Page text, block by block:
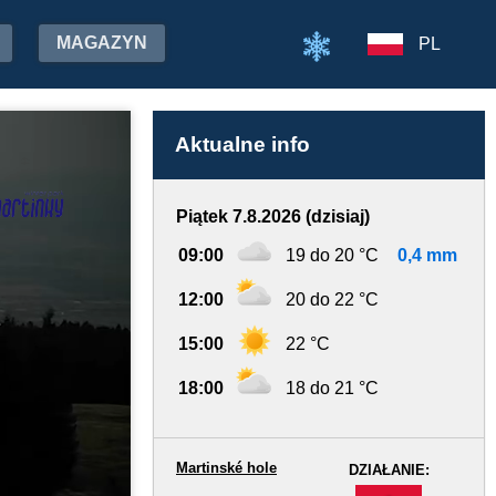
MAGAZYN PL
Aktualne info
Piątek 7.8.2026 (dzisiaj)
09:00 19 do 20 °C 0,4 mm
12:00 20 do 22 °C
15:00 22 °C
18:00 18 do 21 °C
DZIAŁANIE:
Martinské hole